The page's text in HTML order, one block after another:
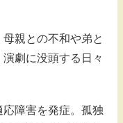
親との不和や弟と
劇に没頭する日々
障害を発症。孤独